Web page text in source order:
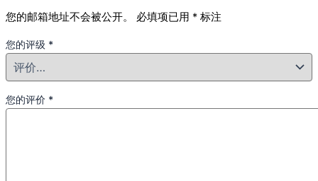
您的邮箱地址不会被公开。 必填项已用 * 标注
您的评级 *
您的评价 *